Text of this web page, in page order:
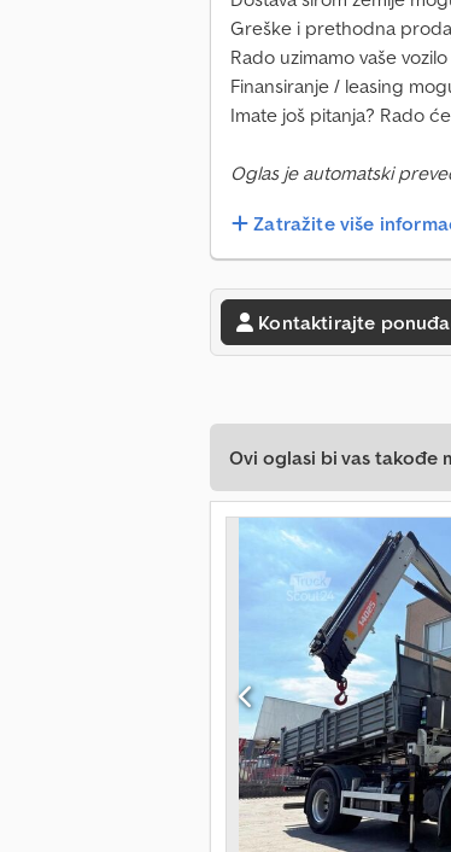
Greške i prethodna
Rado uzimamo vaše
Finansiranje / leasing
Imate još pitanja? Rado
Oglas je automatski
Zatražite više
Kontaktirajte
Ovi oglasi bi vas takođe